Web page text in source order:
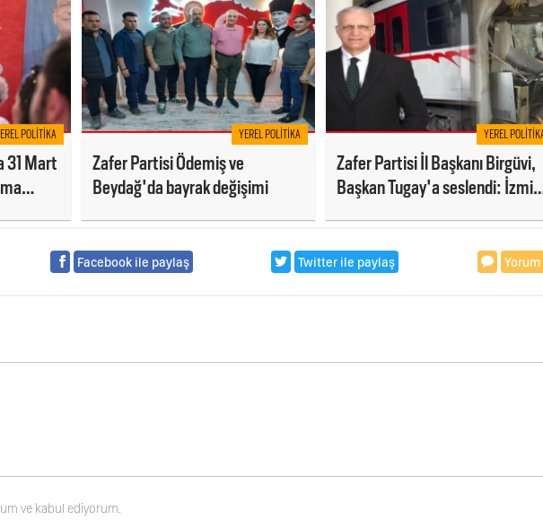
POLITIKA
31 Mart
YEREL POLITIKA
Zafer Partisi Ödemiş ve
Beydağ'da bayrak değişimi
YEREL
Zafer Partisi İl Başkanı Birgüvi,
Başkan Tugay'a seslendi: İzmir
Facebook ile paylaş Twitter ile paylaş Yorum
ve kabul ediyorum.